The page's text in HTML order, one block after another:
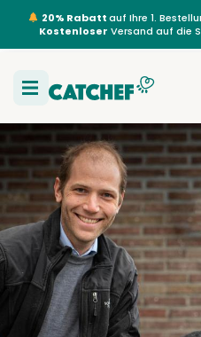
20% Rabattauf Ihre 1.
Kostenloser Versand auf die